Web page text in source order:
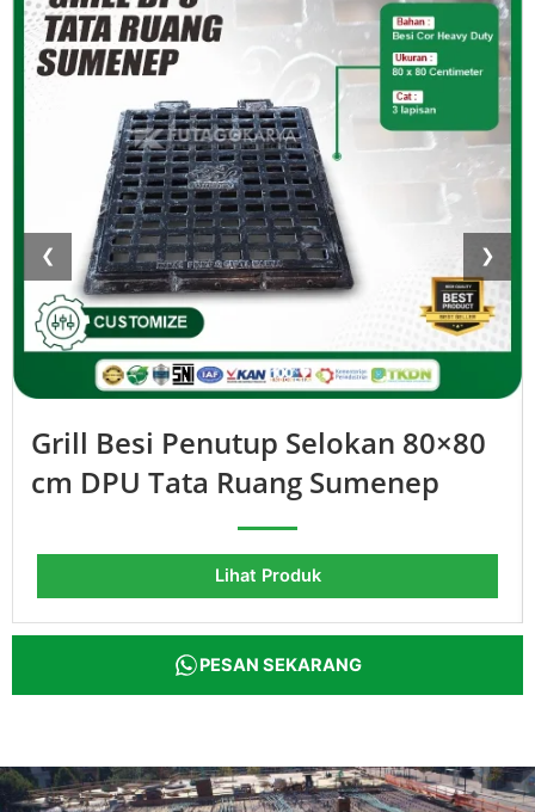
❮ ❯
Grill Besi Penutup Selokan 80×80
cm DPU Tata Ruang Sumenep
Lihat Produk
PESAN SEKARANG